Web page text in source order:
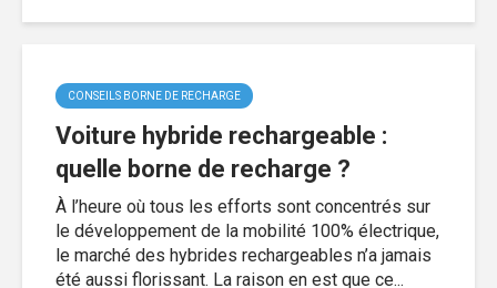
CONSEILS BORNE DE RECHARGE
Voiture hybride rechargeable :
quelle borne de recharge ?
À l’heure où tous les efforts sont concentrés sur
le développement de la mobilité 100% électrique,
le marché des hybrides rechargeables n’a jamais
été aussi florissant. La raison en est que ce...